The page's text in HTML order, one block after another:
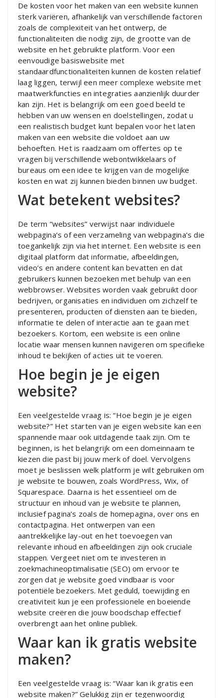
De kosten voor het maken van een website kunnen
sterk variëren, afhankelijk van verschillende factoren
zoals de complexiteit van het ontwerp, de
functionaliteiten die nodig zijn, de grootte van de
website en het gebruikte platform. Voor een
eenvoudige basiswebsite met
standaardfunctionaliteiten kunnen de kosten relatief
laag liggen, terwijl een meer complexe website met
maatwerkfuncties en integraties aanzienlijk duurder
kan zijn. Het is belangrijk om een goed beeld te
hebben van uw wensen en doelstellingen, zodat u
een realistisch budget kunt bepalen voor het laten
maken van een website die voldoet aan uw
behoeften. Het is raadzaam om offertes op te
vragen bij verschillende webontwikkelaars of
bureaus om een idee te krijgen van de mogelijke
kosten en wat zij kunnen bieden binnen uw budget.
Wat betekent websites?
De term “websites” verwijst naar individuele
webpagina’s of een verzameling van webpagina’s die
toegankelijk zijn via het internet. Een website is een
digitaal platform dat informatie, afbeeldingen,
video’s en andere content kan bevatten en dat
gebruikers kunnen bezoeken met behulp van een
webbrowser. Websites worden vaak gebruikt door
bedrijven, organisaties en individuen om zichzelf te
presenteren, producten of diensten aan te bieden,
informatie te delen of interactie aan te gaan met
bezoekers. Kortom, een website is een online
locatie waar mensen kunnen navigeren om specifieke
inhoud te bekijken of acties uit te voeren.
Hoe begin je je eigen
website?
Een veelgestelde vraag is: “Hoe begin je je eigen
website?” Het starten van je eigen website kan een
spannende maar ook uitdagende taak zijn. Om te
beginnen, is het belangrijk om een domeinnaam te
kiezen die past bij jouw merk of doel. Vervolgens
moet je beslissen welk platform je wilt gebruiken om
je website te bouwen, zoals WordPress, Wix, of
Squarespace. Daarna is het essentieel om de
structuur en inhoud van je website te plannen,
inclusief pagina’s zoals de homepagina, over ons en
contactpagina. Het ontwerpen van een
aantrekkelijke lay-out en het toevoegen van
relevante inhoud en afbeeldingen zijn ook cruciale
stappen. Vergeet niet om te investeren in
zoekmachineoptimalisatie (SEO) om ervoor te
zorgen dat je website goed vindbaar is voor
potentiële bezoekers. Met geduld, toewijding en
creativiteit kun je een professionele en boeiende
website creëren die jouw boodschap effectief
overbrengt aan het online publiek.
Waar kan ik gratis website
maken?
Een veelgestelde vraag is: “Waar kan ik gratis een
website maken?” Gelukkig zijn er tegenwoordig